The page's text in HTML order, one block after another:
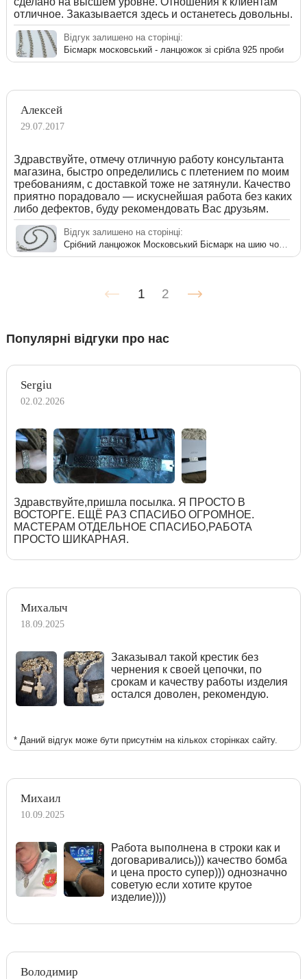
отличное. Заказывается здесь и останетесь довольны.
Відгук залишено на сторінці:
Бісмарк московський - ланцюжок зі срібла 925 проби
Алексей
29.07.2017
Здравствуйте, отмечу отличную работу консультанта
магазина, быстро определились с плетением по моим
требованиям, с доставкой тоже не затянули. Качество
приятно порадовало — искуснейшая работа без каких
либо дефектов, буду рекомендовать Вас друзьям.
Відгук залишено на сторінці:
1 2
Популярні відгуки про нас
Sergiu
02.02.2026
Здравствуйте,пришла посылка. Я ПРОСТО В
ВОСТОРГЕ. ЕЩЁ РАЗ СПАСИБО ОГРОМНОЕ.
МАСТЕРАМ ОТДЕЛЬНОЕ СПАСИБО,РАБОТА
ПРОСТО ШИКАРНАЯ.
Михалыч
18.09.2025
Заказывал такой крестик без
чернения к своей цепочки, по
срокам и качеству работы изделия
остался доволен, рекомендую.
* Даний відгук може бути присутнім на кількох сторінках сайту.
Михаил
10.09.2025
Работа выполнена в строки как и
договаривались))) качество бомба
и цена просто супер))) однозначно
советую если хотите крутое
изделие))))
Володимир